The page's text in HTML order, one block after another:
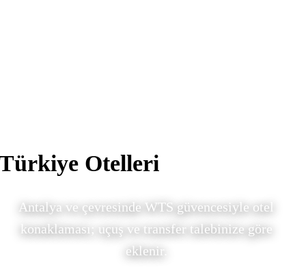
Otelleri
Antalya ve çevresinde WTS güvencesiyle otel
konaklaması; uçuş ve transfer talebinize göre
eklenir.